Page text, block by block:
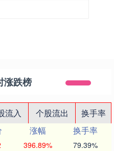
涨跌榜
流入 个股流出
换手率
涨幅
换手率
396.89% 79.39%